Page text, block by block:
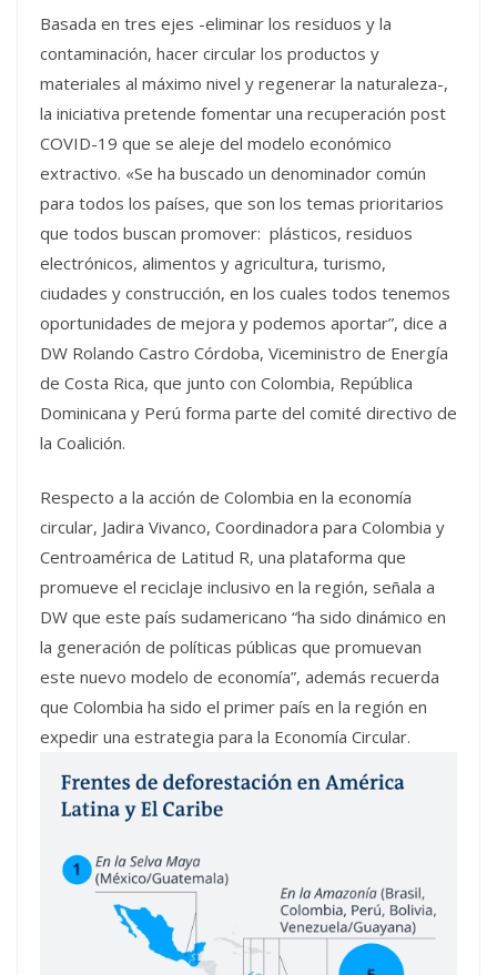
Basada en tres ejes -eliminar los residuos y la
contaminación, hacer circular los productos y
materiales al máximo nivel y regenerar la naturaleza-,
la iniciativa pretende fomentar una recuperación post
COVID-19 que se aleje del modelo económico
extractivo. «Se ha buscado un denominador común
para todos los países, que son los temas prioritarios
que todos buscan promover: plásticos, residuos
electrónicos, alimentos y agricultura, turismo,
ciudades y construcción, en los cuales todos tenemos
oportunidades de mejora y podemos aportar”, dice a
DW Rolando Castro Córdoba, Viceministro de Energía
de Costa Rica, que junto con Colombia, República
Dominicana y Perú forma parte del comité directivo de
la Coalición.
Respecto a la acción de Colombia en la economía
circular, Jadira Vivanco, Coordinadora para Colombia y
Centroamérica de Latitud R, una plataforma que
promueve el reciclaje inclusivo en la región, señala a
DW que este país sudamericano “ha sido dinámico en
la generación de políticas públicas que promuevan
este nuevo modelo de economía”, además recuerda
que Colombia ha sido el primer país en la región en
expedir una estrategia para la Economía Circular.